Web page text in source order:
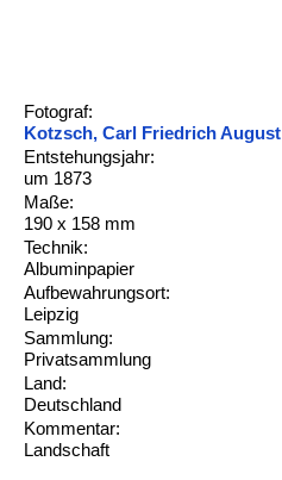
Fotograf:
Kotzsch, Carl Friedrich August
Entstehungsjahr:
um 1873
Maße:
190 x 158 mm
Technik:
Albuminpapier
Aufbewahrungsort:
Leipzig
Sammlung:
Privatsammlung
Land:
Deutschland
Kommentar:
Landschaft